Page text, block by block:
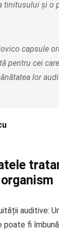
tinitusului și o
capsule
pentru cei
lor
auditive:
poate fi